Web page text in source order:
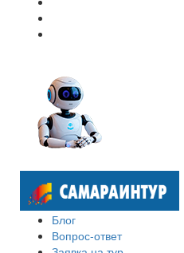
Блог
Вопрос-ответ